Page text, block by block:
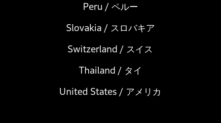
Peru / ペルー
Slovakia / スロバキア
Switzerland / スイス
Thailand / タイ
United States / アメリカ